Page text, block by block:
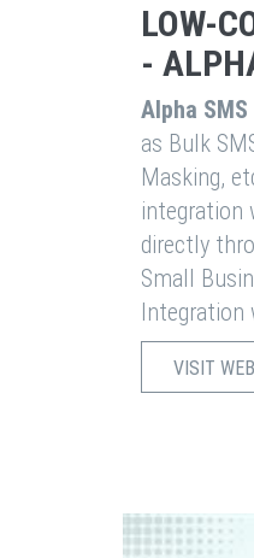
LOW-
-
Alpha SMS
as Bulk
Masking,
integration
directly
Small
Integration
VISIT